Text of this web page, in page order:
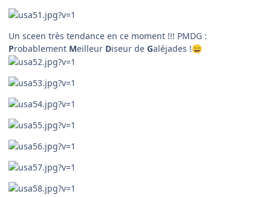
Un sceen très tendance en ce moment !!! PMDG :
Probablement Meilleur Diseur de Galéjades !😄